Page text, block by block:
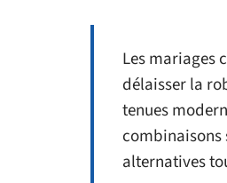
Les mariages
délaisser la
tenues
combinaisons
alternatives